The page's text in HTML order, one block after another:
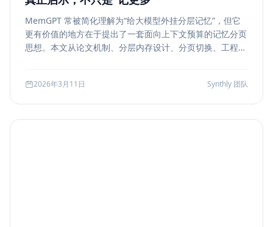
MemGPT 常被简化理解为“给大模型外挂分层记忆”，但它
更有价值的地方在于提出了一套面向上下文预算的记忆分页
思想。本文从论文机制、分层内存设计、分页切换、工程可
2026年3月11日 Synthly 团队